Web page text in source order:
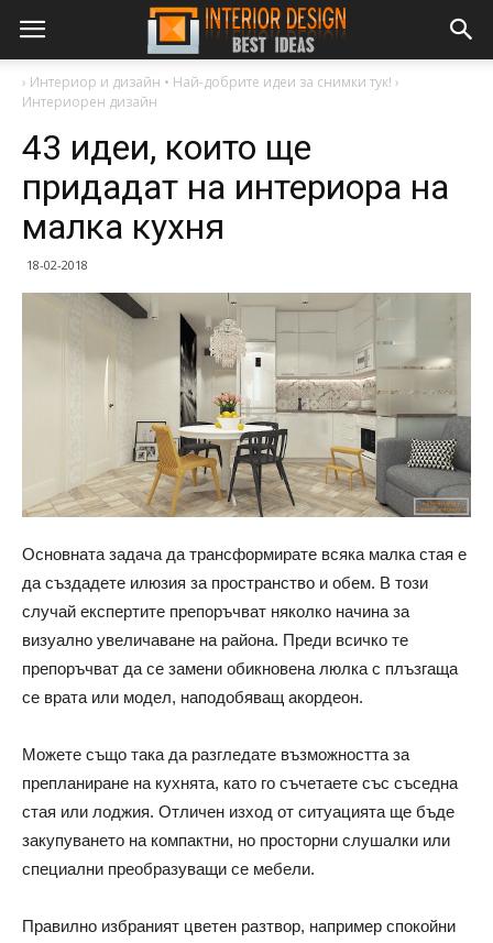
› Интериор и дизайн • Най-добрите идеи за снимки тук! ›
Интериорен дизайн
43 идеи, които ще
придадат на интериора на
малка кухня
18-02-2018
Основната задача да трансформирате всяка малка стая е
да създадете илюзия за пространство и обем. В този
случай експертите препоръчват няколко начина за
визуално увеличаване на района. Преди всичко те
препоръчват да се замени обикновена люлка с плъзгаща
се врата или модел, наподобяващ акордеон.
Можете също така да разгледате възможността за
препланиране на кухнята, като го съчетаете със съседна
стая или лоджия. Отличен изход от ситуацията ще бъде
закупуването на компактни, но просторни слушалки или
специални преобразуващи се мебели.
Правилно избраният цветен разтвор, например спокойни